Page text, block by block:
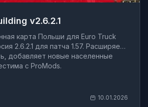
v2.6.2.1
карта Польши для Euro Truck
2.6.2.1 для патча 1.57. Расширяет
добавляет новые населенные
с ProMods.
10.01.2026